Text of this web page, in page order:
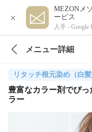
×
MEZONメ
ービス
入手 - Google
メニュー詳細
リタッチ根元染め（白髪
豊富なカラー剤でぴ
ラー